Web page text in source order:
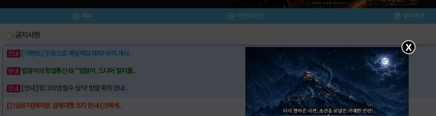
메뉴 이벤트/미션 설치/평가
공지사항
[이벤트] 웃음으로 매일매일 해피! 유머 게시..
밥알이의 헝앱통신 ⑲ “밥알이, 드디어 멀티를..
[안내] 헝그리앱 필수 상식! 밥알 획득 안내..
[긴급공지]매마온 결제대행 조치 안내 (크랙캐..
X